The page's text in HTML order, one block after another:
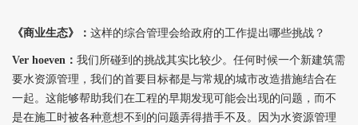
《商业生态》： 这样的综合管理会给政府的工作提出哪些挑战？
Ver hoeven ： 我们所碰到的挑战其实比较少。任何时候一个新建筑需
要水资源管理，我们的首要目标都是与常规的城市改造措施结合在
一起。这能够帮助我们在工程的早期发现可能会出现的问题，而不
是在施工时被各种意想不到的问题弄得措手不及。因为水资源管理